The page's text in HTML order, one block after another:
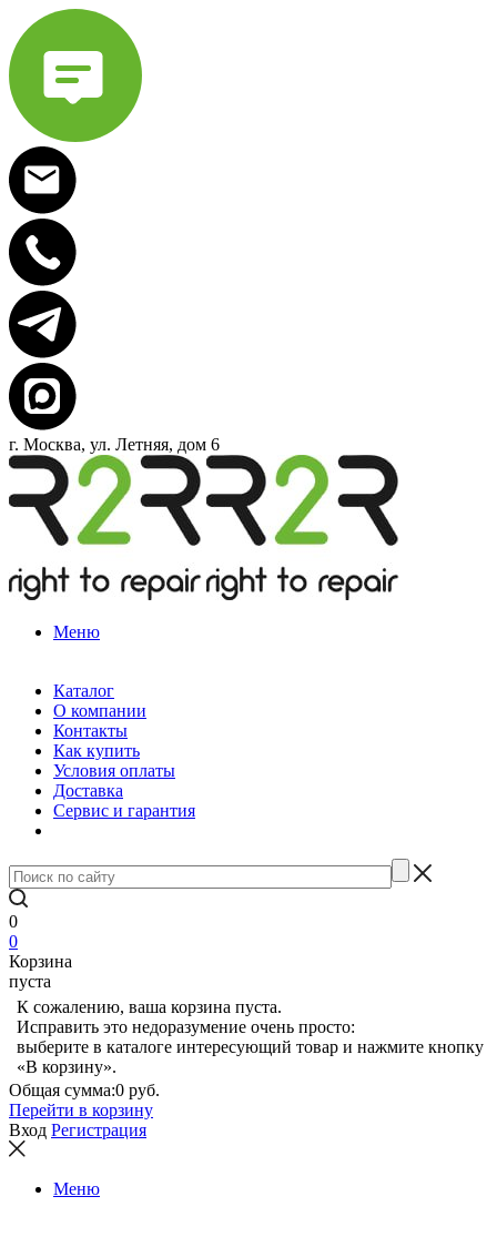
г. Москва, ул. Летняя, дом 6
Меню
Каталог
О компании
Контакты
Как купить
Условия оплаты
Доставка
Сервис и гарантия
0
0
Корзина
пуста
К сожалению, ваша корзина пуста.
Исправить это недоразумение очень просто:
выберите в каталоге интересующий товар и нажмите кнопку
«В корзину».
Общая сумма:0 руб.
Перейти в корзину
Вход Регистрация
Меню